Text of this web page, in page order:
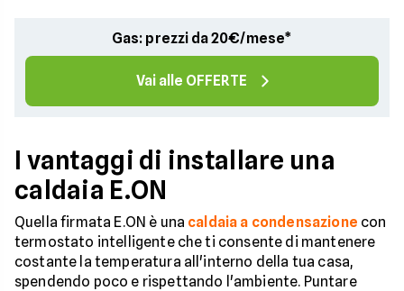
Gas: prezzi da 20€/mese*
Vai alle OFFERTE
I vantaggi di installare una
caldaia E.ON
Quella firmata E.ON è una caldaia a condensazione con
termostato intelligente che ti consente di mantenere
costante la temperatura all'interno della tua casa,
spendendo poco e rispettando l'ambiente. Puntare